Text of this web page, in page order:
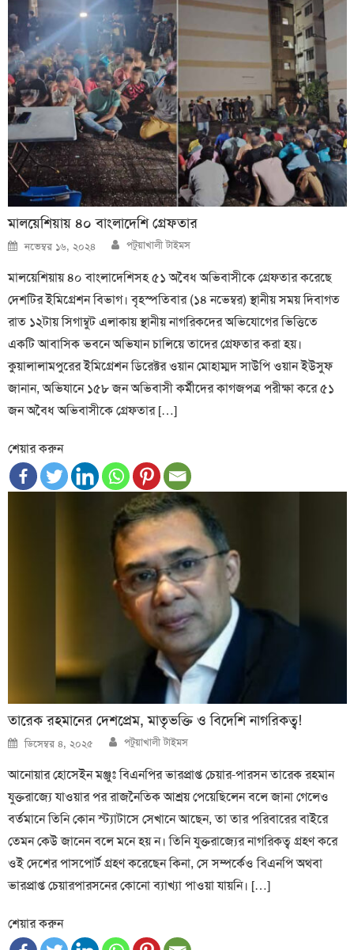
মালয়েশিয়ায় ৪০ বাংলাদেশি গ্রেফতার
Posted
on
নভেম্বর ১৬, ২০২৪ Author
পটুয়াখালী টাইমস
মালয়েশিয়ায় ৪০ বাংলাদেশিসহ ৫১ অবৈধ অভিবাসীকে গ্রেফতার করেছে
দেশটির ইমিগ্রেশন বিভাগ। বৃহস্পতিবার (১৪ নভেম্বর) স্থানীয় সময় দিবাগত
রাত ১২টায় সিগাম্বুট এলাকায় স্থানীয় নাগরিকদের অভিযোগের ভিত্তিতে
একটি আবাসিক ভবনে অভিযান চালিয়ে তাদের গ্রেফতার করা হয়।
কুয়ালালামপুরের ইমিগ্রেশন ডিরেক্টর ওয়ান মোহাম্মদ সাউপি ওয়ান ইউসুফ
জানান, অভিযানে ১৫৮ জন অভিবাসী কর্মীদের কাগজপত্র পরীক্ষা করে ৫১
জন অবৈধ অভিবাসীকে গ্রেফতার […]
শেয়ার করুন
তারেক রহমানের দেশপ্রেম, মাতৃভক্তি ও বিদেশি নাগরিকত্ব!
Posted
on
ডিসেম্বর ৪, ২০২৫ Author
পটুয়াখালী টাইমস
আনোয়ার হোসেইন মঞ্জুঃ বিএনপির ভারপ্রাপ্ত চেয়ার-পারসন তারেক রহমান
যুক্তরাজ্যে যাওয়ার পর রাজনৈতিক আশ্রয় পেয়েছিলেন বলে জানা গেলেও
বর্তমানে তিনি কোন স্ট্যাটাসে সেখানে আছেন, তা তার পরিবারের বাইরে
তেমন কেউ জানেন বলে মনে হয় ন। তিনি যুক্তরাজ্যের নাগরিকত্ব গ্রহণ করে
ওই দেশের পাসপোর্ট গ্রহণ করেছেন কিনা, সে সম্পর্কেও বিএনপি অথবা
ভারপ্রাপ্ত চেয়ারপারসনের কোনো ব্যাখ্যা পাওয়া যায়নি। […]
শেয়ার করুন